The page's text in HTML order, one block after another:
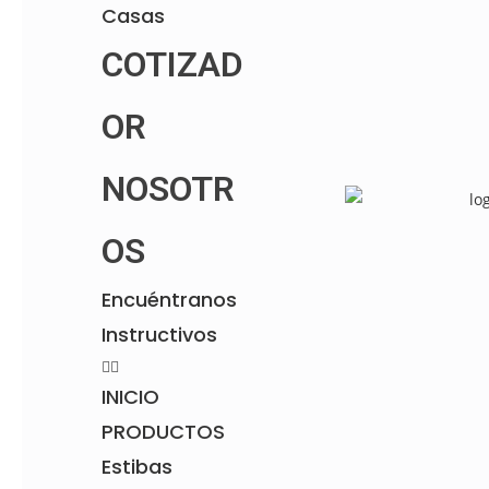
Casas
COTIZAD
OR
NOSOTR
OS
Encuéntranos
Instructivos
INICIO
PRODUCTOS
Estibas
Descripción del producto
Larguero de madera plástica reciclado de 8 x 4 x 300 cm
reciclados, tiene características físicas similares a la
madera real, sin embargo al ser elaborado en madera
aprovechando los residuos plásticos. Gracias a su
composición plástica se puede usar a nivel de piso o en
8,5 Kg
Características:Acabado Natural, Retardante a la
acústico, No se astilla, No tóxico, No requiere inmunizado,